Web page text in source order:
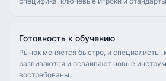
Готовность к обучению
Рынок меняется быстро, и специалисты,
развиваются и осваивают новые
востребованы.